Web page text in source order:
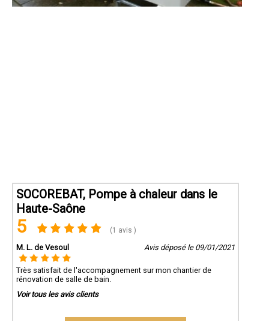
SOCOREBAT, Pompe à chaleur dans le
Haute-Saône
5 (1 avis )
M. L. de Vesoul Avis déposé le 09/01/2021
Très satisfait de l'accompagnement sur mon chantier de
rénovation de salle de bain.
Voir tous les avis clients